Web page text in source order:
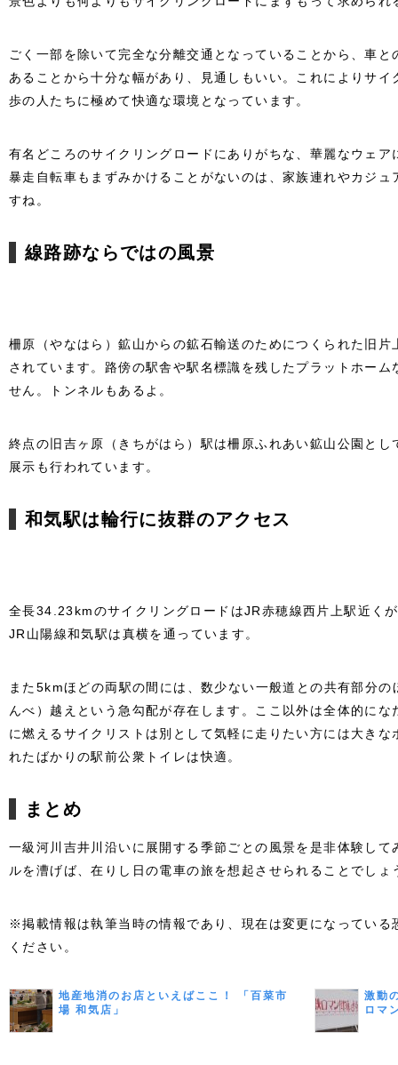
ごく一部を除いて完全な分離交通となっていることから、車
あることから十分な幅があり、見通しもいい。これによりサ
歩の人たちに極めて快適な環境となっています。
有名どころのサイクリングロードにありがちな、華麗なウェ
暴走自転車もまずみかけることがないのは、家族連れやカジ
すね。
線路跡ならではの風景
柵原（やなはら）鉱山からの鉱石輸送のためにつくられた旧
されています。路傍の駅舎や駅名標識を残したプラットホー
せん。トンネルもあるよ。
終点の旧吉ヶ原（きちがはら）駅は柵原ふれあい鉱山公園と
展示も行われています。
和気駅は輪行に抜群のアクセス
全長34.23kmのサイクリングロードはJR赤穂線西片上駅近く
JR山陽線和気駅は真横を通っています。
また5kmほどの両駅の間には、数少ない一般道との共有部分
んべ）越えという急勾配が存在します。ここ以外は全体的に
に燃えるサイクリストは別として気軽に走りたい方には大き
れたばかりの駅前公衆トイレは快適。
まとめ
一級河川吉井川沿いに展開する季節ごとの風景を是非体験し
ルを漕げば、在りし日の電車の旅を想起させられることでしょ
※掲載情報は執筆当時の情報であり、現在は変更になっている
ください。
地産地消のお店といえばここ！ 「百菜市
場 和気店」
激動
ロマ